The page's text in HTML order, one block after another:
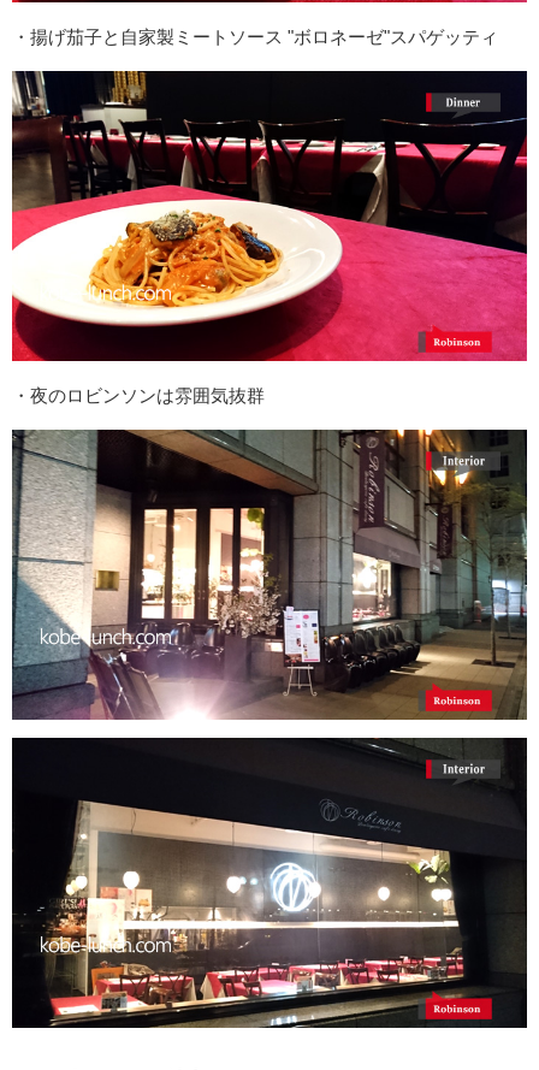
・揚げ茄子と自家製ミートソース "ボロネーゼ"スパゲッティ
・夜のロビンソンは雰囲気抜群